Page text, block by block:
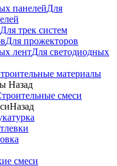
Для
Для трек систем
Для прожекторов
Для светодиодных
материалы
Назад
смеси
Назад
смеси